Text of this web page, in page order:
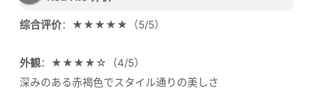
综合评价：★★★★★（5/5）
外観：★★★★☆（4/5）
深みのある赤褐色でスタイル通りの美しさ